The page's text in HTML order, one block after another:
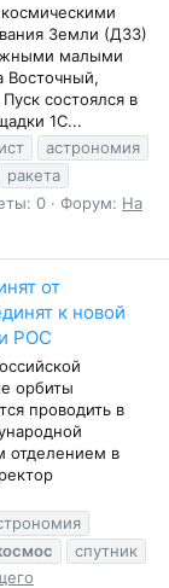
Земли (ДЗЗ)
малыми
Восточный,
состоялся в
1С...
астрономия
ракета
0 Форум: На
от
к новой
РОС
орбиты
проводить в
отделением в
спутник